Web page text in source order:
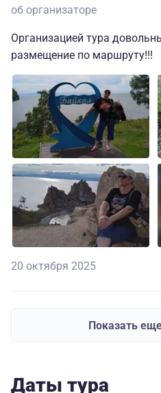
об организаторе
Организацией тура
размещение по маршруту!!!
20 октября 2025
Показать
Даты тура